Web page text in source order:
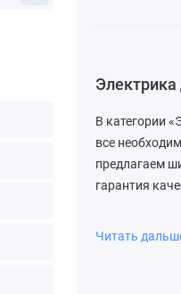
Электрика
В категории
все
предлагаем
гарантия
Читать